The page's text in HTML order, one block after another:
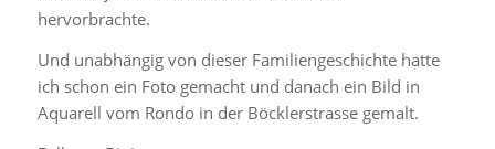
hervorbrachte.
Und unabhängig von dieser Familiengeschichte hatte
ich schon ein Foto gemacht und danach ein Bild in
Aquarell vom Rondo in der Böcklerstrasse gemalt.